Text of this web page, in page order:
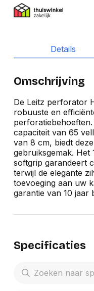
Details
Omschrijving
De Leitz perforator
robuuste en
capaciteit van 65
van 8 cm, biedt
gebruiksgemak.
softgrip garandeert
terwijl de elegante
toevoeging aan uw
garantie van 10 jaar
Specificaties